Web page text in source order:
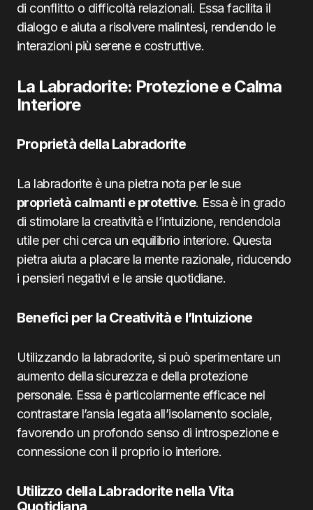
di conflitto o difficoltà relazionali. Essa facilita il
dialogo e aiuta a risolvere malintesi, rendendo le
interazioni più serene e costruttive.
La Labradorite: Protezione e Calma
Interiore
Proprietà della Labradorite
La labradorite è una pietra nota per le sue
proprietà calmanti e protettive. Essa è in grado
di stimolare la creatività e l’intuizione, rendendola
utile per chi cerca un equilibrio interiore. Questa
pietra aiuta a placare la mente razionale, riducendo
i pensieri negativi e le ansie quotidiane.
Benefici per la Creatività e l’Intuizione
Utilizzando la labradorite, si può sperimentare un
aumento della sicurezza e della protezione
personale. Essa è particolarmente efficace nel
contrastare l’ansia legata all’isolamento sociale,
favorendo un profondo senso di introspezione e
connessione con il proprio io interiore.
Utilizzo della Labradorite nella Vita
Quotidiana